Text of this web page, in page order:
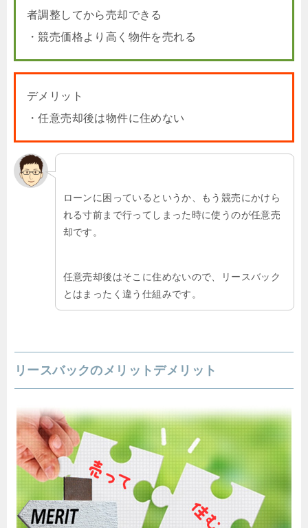
者調整してから売却できる
・競売価格より高く物件を売れる
デメリット
・任意売却後は物件に住めない
ローンに困っているというか、もう競売にかけら
れる寸前まで行ってしまった時に使うのが任意売
却です。
任意売却後はそこに住めないので、リースバック
とはまったく違う仕組みです。
リースバックのメリットデメリット